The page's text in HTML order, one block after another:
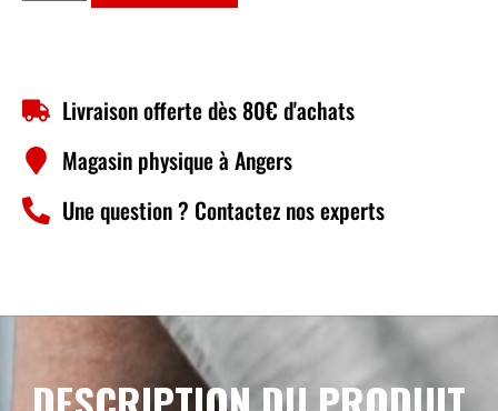
Livraison offerte dès 80€ d'achats
Magasin physique à Angers
Une question ? Contactez nos experts